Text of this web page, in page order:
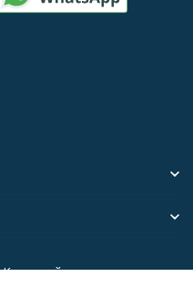
Карта сайта